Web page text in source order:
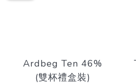
Ardbeg Ten 46%
(雙杯禮盒裝)